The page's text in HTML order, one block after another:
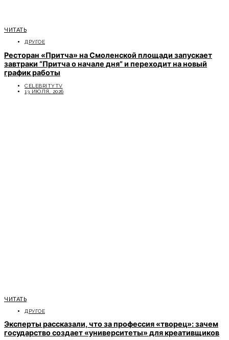
ЧИТАТЬ
ДРУГОЕ
Ресторан «Притча» на Смоленской площади запускает
завтраки “Притча о начале дня” и переходит на новый
график работы
CELEBRITYTV
13 ИЮЛЯ, 2026
ЧИТАТЬ
ДРУГОЕ
Эксперты рассказали, что за профессия «творец»: зачем
государство создает «университеты» для креативщиков